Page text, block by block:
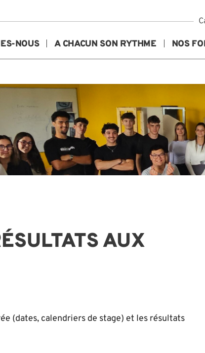
NOUS A CHACUN SON RYTHME NOS
AUX
(dates, calendriers de stage) et les résultats